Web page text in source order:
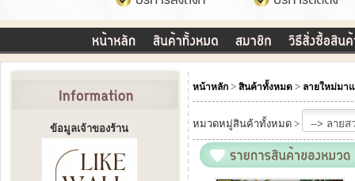
ข้อมูลเจ้าของร้าน
หน้าหลัก > สินค้าทั้งหมด > ลายใหม่มา
หมวดหมู่สินค้าทั้งหมด >